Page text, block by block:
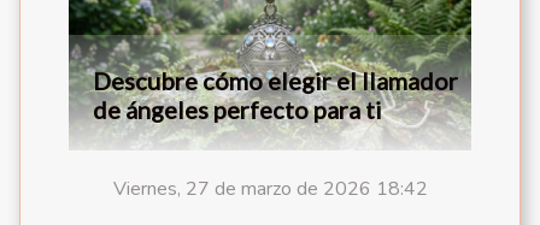
Descubre cómo elegir el llamador
de ángeles perfecto para ti
Viernes, 27 de marzo de 2026 18:42